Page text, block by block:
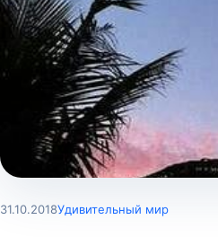
31.10.2018Удивительный мир